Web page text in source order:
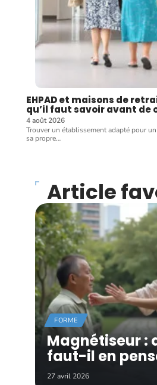
EHPAD et maisons de
qu’il faut savoir avant de
4 août 2026
Trouver un établissement adapté pour
sa propre…
Article
FORME
Magnétiseur :
faut-il en
27 avril 2026